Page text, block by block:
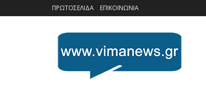
ΠΡΩΤΟΣΕΛΙΔΑ ΕΠΙΚΟΙΝΩΝΙΑ